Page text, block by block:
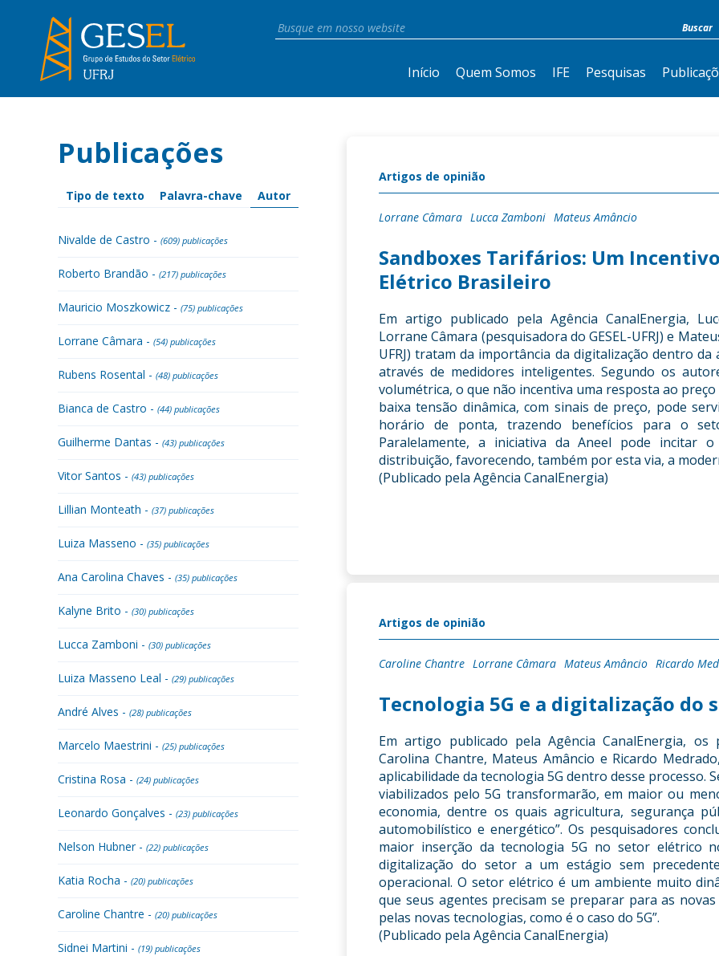
Início Quem Somos IFE Pesquisas
Publicações
Tipo de texto Palavra-chave Autor
Nivalde de Castro - (609) publicações
Roberto Brandão - (217) publicações
Mauricio Moszkowicz - (75) publicações
Lorrane Câmara - (54) publicações
Rubens Rosental - (48) publicações
Bianca de Castro - (44) publicações
Guilherme Dantas - (43) publicações
Vitor Santos - (43) publicações
Lillian Monteath - (37) publicações
Luiza Masseno - (35) publicações
Ana Carolina Chaves - (35) publicações
Kalyne Brito - (30) publicações
Lucca Zamboni - (30) publicações
Luiza Masseno Leal - (29) publicações
André Alves - (28) publicações
Marcelo Maestrini - (25) publicações
Cristina Rosa - (24) publicações
Leonardo Gonçalves - (23) publicações
Nelson Hubner - (22) publicações
Katia Rocha - (20) publicações
Caroline Chantre - (20) publicações
Sidnei Martini - (19) publicações
Artigos de opinião
Lorrane Câmara Lucca Zamboni Mateus Amâncio
Sandboxes Tarifários: Um
Elétrico Brasileiro
Em artigo publicado pela Agência CanalEnergia,
Lorrane Câmara (pesquisadora do GESEL-UFRJ) e
UFRJ) tratam da importância da digitalização dentro
através de medidores inteligentes. Segundo os
volumétrica, o que não incentiva uma resposta ao
baixa tensão dinâmica, com sinais de preço, pode
horário de ponta, trazendo benefícios para o
Paralelamente, a iniciativa da Aneel pode incitar
distribuição, favorecendo, também por esta via, a
(Publicado pela Agência CanalEnergia)
Artigos de opinião
Caroline Chantre Lorrane Câmara Mateus Amâncio Ricardo
Tecnologia 5G e a digitalização do
Em artigo publicado pela Agência CanalEnergia, os
Carolina Chantre, Mateus Amâncio e Ricardo
aplicabilidade da tecnologia 5G dentro desse processo.
viabilizados pelo 5G transformarão, em maior ou
economia, dentre os quais agricultura, segurança
automobilístico e energético”. Os pesquisadores
maior inserção da tecnologia 5G no setor elétrico
digitalização do setor a um estágio sem
operacional. O setor elétrico é um ambiente muito
que seus agentes precisam se preparar para as
pelas novas tecnologias, como é o caso do 5G”.
(Publicado pela Agência CanalEnergia)